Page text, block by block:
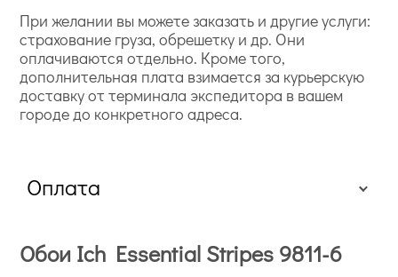
При желании вы можете заказать и другие услуги:
страхование груза, обрешетку и др. Они
оплачиваются отдельно. Кроме того,
дополнительная плата взимается за курьерскую
доставку от терминала экспедитора в вашем
городе до конкретного адреса.
Оплата
Обои Ich Essential Stripes 9811-6